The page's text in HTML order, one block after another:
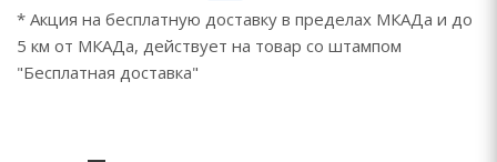
* Акция на бесплатную доставку в пределах МКАДа и до
5 км от МКАДа, действует на товар со штампом
"Бесплатная доставка"